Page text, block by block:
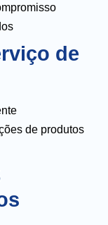
de
de produtos